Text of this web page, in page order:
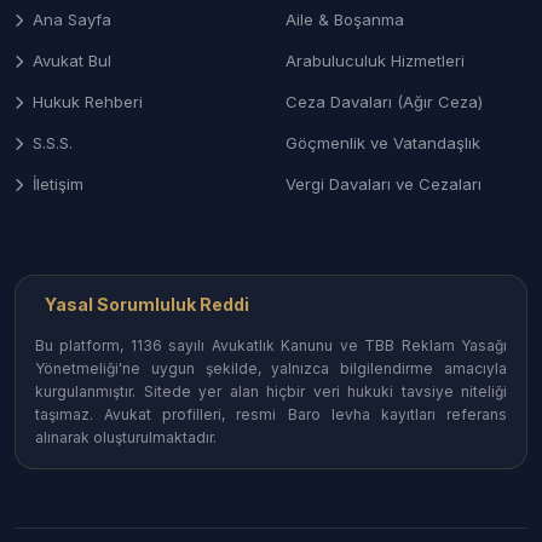
Çankaya ve Batıkent gibi yoğun bölgelerdeki aile
mahkemelerinde; çekişmeli boşanma, velayet,
yüksek montanlı mal paylaşımı ve nafaka
ve ticari alacak tahsili süreçleri.
Ankara’nın Hukuk Merkezlerinde
Avukat Arama
Ankara’nın her semtindeki uzmanlara kolayca
ulaşın:
kurumsal hukuk, idare hukuku ve yüksek yargı
Ana Sayfa
Avukat Bul
Hukuk Rehberi
S.S.S.
İletişim
Aile & Boşanma
Arabuluculuk Hizmetleri
Ceza Davaları (Ağır Ceza)
Göçmenlik ve Vatandaşlık
Vergi Davaları ve Cezaları
Yasal Sorumluluk Reddi
Bu platform, 1136 sayılı Avukatlık Kanunu ve TBB Reklam Yasağı
Yönetmeliği'ne uygun şekilde, yalnızca bilgilendirme amacıyla
kurgulanmıştır. Sitede yer alan hiçbir veri hukuki tavsiye niteliği
taşımaz. Avukat profilleri, resmi Baro levha kayıtları referans
alınarak oluşturulmaktadır.